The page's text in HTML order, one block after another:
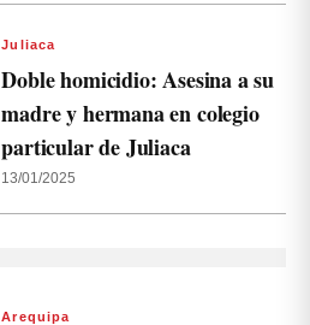
Juliaca
Doble homicidio: Asesina a su
madre y hermana en colegio
particular de Juliaca
13/01/2025
Arequipa